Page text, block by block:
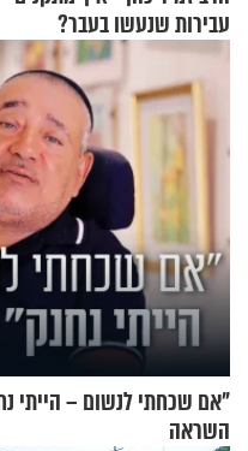
עבירות שנעשו בעבר?
"אם שכחתי לנשום – הייתי
השראה